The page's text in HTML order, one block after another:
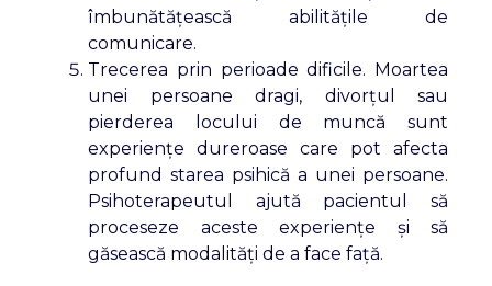
îmbunătățească abilitățile de
comunicare.
Trecerea prin perioade dificile. Moartea
unei persoane dragi, divorțul sau
pierderea locului de muncă sunt
experiențe dureroase care pot afecta
profund starea psihică a unei persoane.
Psihoterapeutul ajută pacientul să
proceseze aceste experiențe și să
găsească modalități de a face față.